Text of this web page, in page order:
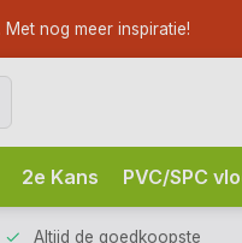
nog meer inspiratie!
2e Kans PVC/SPC
Altijd de goedkoopste